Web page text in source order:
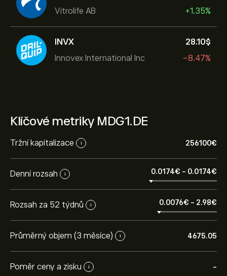
Vitrolife AB
+1.35%
INVX
Innovex International Inc
28.10‎$‎
-8.47%
Klíčové metriky MDG1.DE
Tržní kapitalizace i 256100‎€‎
Denní rozsah i 0.0174‎€‎ - 0.0174‎€‎
Rozsah za 52 týdnů i 0.0076‎€‎ - 2.98‎€‎
Průměrný objem (3 měsíce) i 4675.05
Poměr ceny a zisku i -